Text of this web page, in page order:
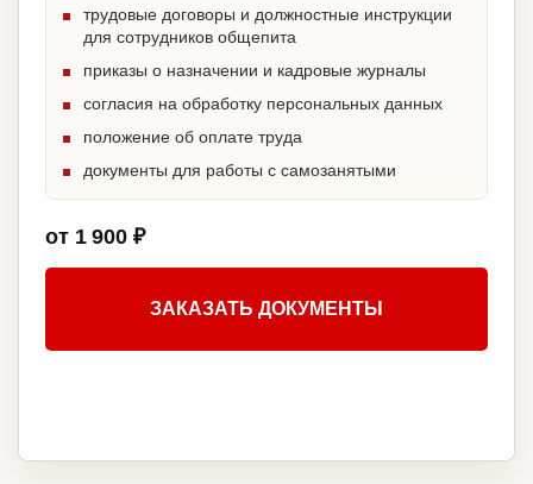
трудовые договоры и должностные инструкции
для сотрудников общепита
приказы о назначении и кадровые журналы
согласия на обработку персональных данных
положение об оплате труда
документы для работы с самозанятыми
от 1 900 ₽
ЗАКАЗАТЬ ДОКУМЕНТЫ